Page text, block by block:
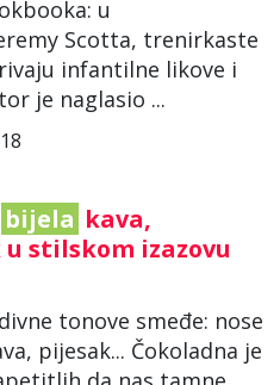
u
Scotta, trenirkaste
infantilne likove i
je naglasio ...
bijela kava,
u stilskom izazovu
tonove smeđe: nose
pijesak... Čokoladna je